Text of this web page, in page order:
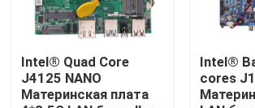
Главная страница
Продукция
Intel® Quad Core
J4125 NANO
Материнская плата
Intel®
cores